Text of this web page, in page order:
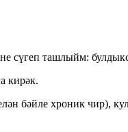
сүгеп ташлыйм:
кирәк.
бәйле хроник чир),